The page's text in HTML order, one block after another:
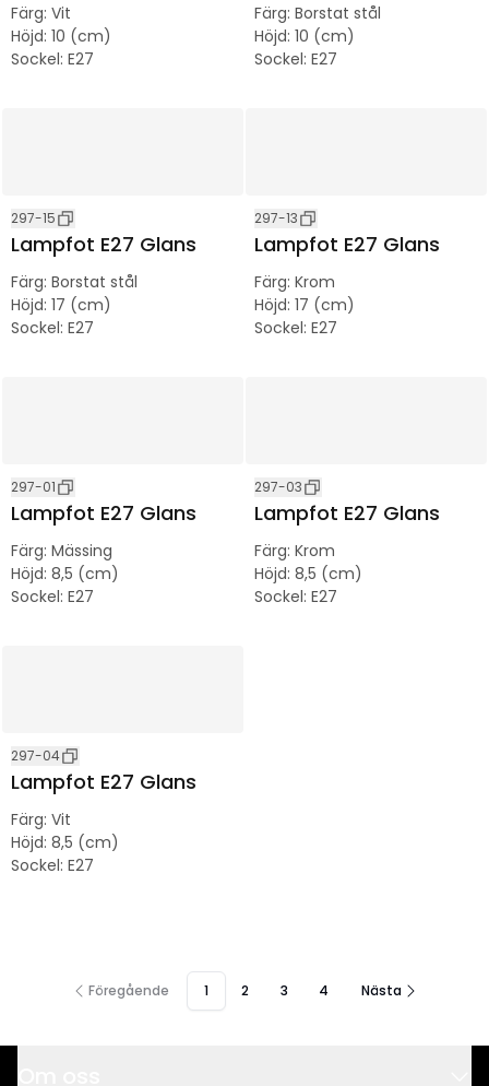
Färg: Vit
Höjd: 10 (cm)
Sockel: E27
Färg: Borstat stål
Höjd: 10 (cm)
Sockel: E27
297-15
Lampfot E27 Glans
Färg: Borstat stål
Höjd: 17 (cm)
Sockel: E27
297-13
Lampfot E27 Glans
Färg: Krom
Höjd: 17 (cm)
Sockel: E27
297-01
Lampfot E27 Glans
Färg: Mässing
Höjd: 8,5 (cm)
Sockel: E27
297-03
Lampfot E27 Glans
Färg: Krom
Höjd: 8,5 (cm)
Sockel: E27
297-04
Lampfot E27 Glans
Färg: Vit
Höjd: 8,5 (cm)
Sockel: E27
Föregående 1 2 3 4 Nästa